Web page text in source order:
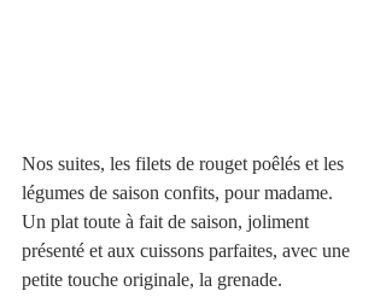
Nos suites, les filets de rouget poêlés et les
légumes de saison confits, pour madame.
Un plat toute à fait de saison, joliment
présenté et aux cuissons parfaites, avec une
petite touche originale, la grenade.